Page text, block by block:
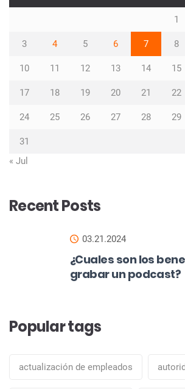
1
3 4 5 6 7 8
10 11 12 13 14 15
17 18 19 20 21 22
24 25 26 27 28 29
31
« Jul
Recent Posts
03.21.2024
¿Cuales son los
grabar un podcast?
Popular tags
actualización de empleados